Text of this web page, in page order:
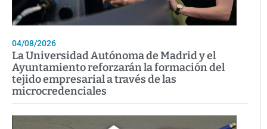
04/08/2026
La Universidad Autónoma de Madrid y el
Ayuntamiento reforzarán la formación del
tejido empresarial a través de las
microcredenciales